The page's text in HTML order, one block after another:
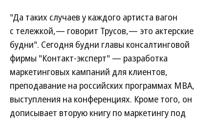
"Да таких случаев у каждого артиста вагон
с тележкой,— говорит Трусов,— это актерские
будни". Сегодня будни главы консалтинговой
фирмы "Контакт-эксперт" — разработка
маркетинговых кампаний для клиентов,
преподавание на российских программах MBA,
выступления на конференциях. Кроме того, он
дописывает вторую книгу по маркетингу под